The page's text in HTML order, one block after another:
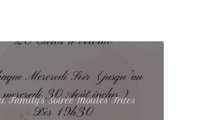
Family's Soirée Moules Frites